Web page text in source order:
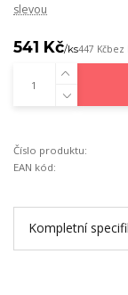
slevou
541 Kč/ks447 Kčbez
Číslo produktu:
EAN kód:
Kompletní